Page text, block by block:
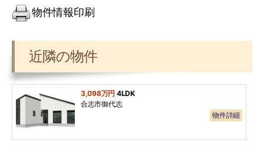
物件情報印刷
近隣の物件
3,098万円 4LDK
合志市御代志
物件詳細